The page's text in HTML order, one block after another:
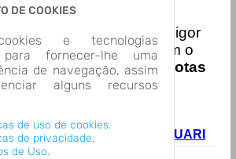
DE COOKIES
e tecnologias
para fornecer-lhe uma
de navegação, assim
alguns recursos
de uso de cookies.
de privacidade.
de Uso.
01/01/2026
entra em vigor
de integração com o
Dados Nacional das
Notas
Eletrônicas
com isso
vigor
abaixo e saiba mais.
- MUNICIPIO DE ARAQUARI